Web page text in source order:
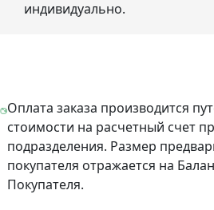
индивидуально.
Оплата заказа производится
стоимости на расчетный счет
подразделения. Размер
покупателя отражается на
Покупателя.